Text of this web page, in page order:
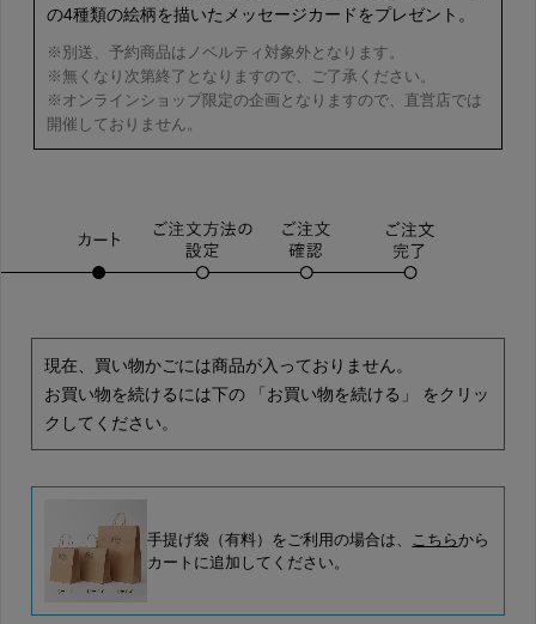
の4種類の絵柄を描いたメッセージカードをプレゼント。
※別送、予約商品はノベルティ対象外となります。
※無くなり次第終了となりますので、ご了承ください。
※オンラインショップ限定の企画となりますので、直営店では
開催しておりません。
現在、買い物かごには商品が入っておりません。
お買い物を続けるには下の 「お買い物を続ける」 をクリッ
クしてください。
手提げ袋（有料）をご利用の場合は、 こちらから
カートに追加してください。